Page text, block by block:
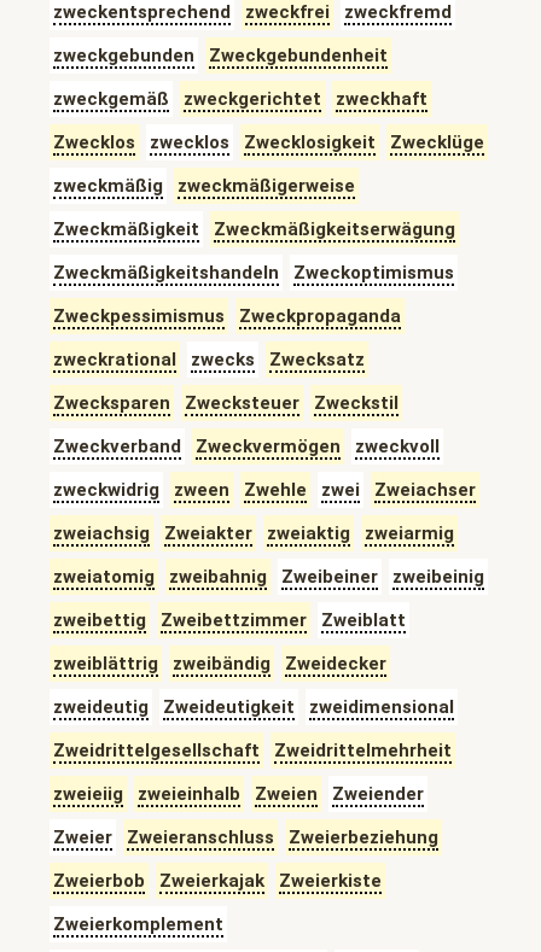
zweckentsprechend
zweckfrei
zweckfremd
zweckgebunden
Zweckgebundenheit
zweckgemäß
zweckgerichtet
zweckhaft
Zwecklos
zwecklos Zwecklosigkeit
Zwecklüge
zweckmäßig
zweckmäßigerweise
Zweckmäßigkeit
Zweckmäßigkeitserwägung
Zweckmäßigkeitshandeln
Zweckoptimismus
Zweckpessimismus
Zweckpropaganda
zweckrational
zwecks
Zwecksatz
Zwecksparen
Zwecksteuer
Zweckstil
Zweckverband
Zweckvermögen
zweckvoll
zweckwidrig
zween Zwehle zwei
Zweiachser
zweiachsig
Zweiakter zweiaktig
zweiarmig
zweiatomig
zweibahnig Zweibeiner
zweibeinig
zweibettig
Zweibettzimmer
Zweiblatt
zweiblättrig
zweibändig
Zweidecker
zweideutig
Zweideutigkeit
zweidimensional
Zweidrittelgesellschaft
Zweidrittelmehrheit
zweieiig
zweieinhalb Zweien
Zweiender
Zweier
Zweieranschluss
Zweierbeziehung
Zweierbob
Zweierkajak
Zweierkiste
Zweierkomplement